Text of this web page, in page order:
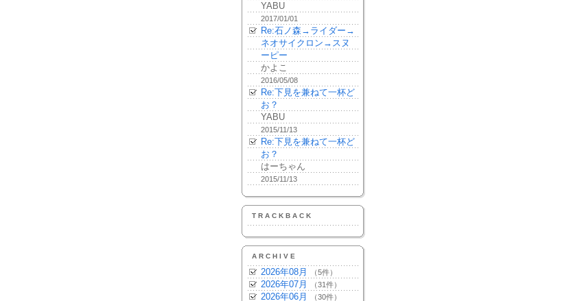
YABU
2017/01/01
Re:石ノ森→ライダー→
ネオサイクロン→スヌ
ーピー
かよこ
2016/05/08
Re:下見を兼ねて一杯ど
お？
YABU
2015/11/13
Re:下見を兼ねて一杯ど
お？
はーちゃん
2015/11/13
TRACKBACK
ARCHIVE
2026年08月 （5件）
2026年07月 （31件）
2026年06月 （30件）